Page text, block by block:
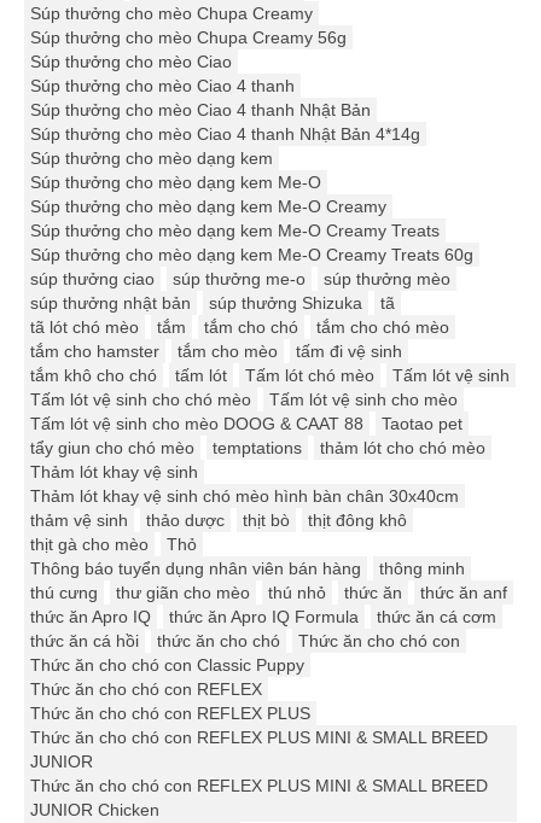
Súp thưởng cho mèo Chupa Creamy
Súp thưởng cho mèo Chupa Creamy 56g
Súp thưởng cho mèo Ciao
Súp thưởng cho mèo Ciao 4 thanh
Súp thưởng cho mèo Ciao 4 thanh Nhật Bản
Súp thưởng cho mèo Ciao 4 thanh Nhật Bản 4*14g
Súp thưởng cho mèo dạng kem
Súp thưởng cho mèo dạng kem Me-O
Súp thưởng cho mèo dạng kem Me-O Creamy
Súp thưởng cho mèo dạng kem Me-O Creamy Treats
Súp thưởng cho mèo dạng kem Me-O Creamy Treats 60g
súp thưởng ciao
súp thưởng me-o
súp thưởng mèo
súp thưởng nhật bản
súp thưởng Shizuka
tã
tã lót chó mèo
tắm tắm cho chó
tắm cho chó mèo
tắm cho hamster
tắm cho mèo
tấm đi vệ sinh
tắm khô cho chó
tấm lót Tấm lót chó mèo
Tấm lót vệ sinh
Tấm lót vệ sinh cho chó mèo
Tấm lót vệ sinh cho mèo
Tấm lót vệ sinh cho mèo DOOG & CAAT 88
Taotao pet
tẩy giun cho chó mèo
temptations
thảm lót cho chó mèo
Thảm lót khay vệ sinh
Thảm lót khay vệ sinh chó mèo hình bàn chân 30x40cm
thảm vệ sinh
thảo dược thịt bò
thịt đông khô
thịt gà cho mèo
Thỏ
Thông báo tuyển dụng nhân viên bán hàng
thông minh
thú cưng
thư giãn cho mèo thú nhỏ thức ăn
thức ăn anf
thức ăn Apro IQ
thức ăn Apro IQ Formula
thức ăn cá cơm
thức ăn cá hồi
thức ăn cho chó
Thức ăn cho chó con
Thức ăn cho chó con Classic Puppy
Thức ăn cho chó con REFLEX
Thức ăn cho chó con REFLEX PLUS
Thức ăn cho chó con REFLEX PLUS MINI & SMALL BREED
JUNIOR
Thức ăn cho chó con REFLEX PLUS MINI & SMALL BREED
JUNIOR Chicken